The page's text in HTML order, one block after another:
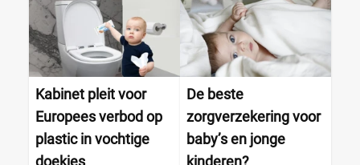
Kabinet pleit voor
Europees verbod op
plastic in vochtige
De beste
zorgverzekering voor
baby’s en jonge